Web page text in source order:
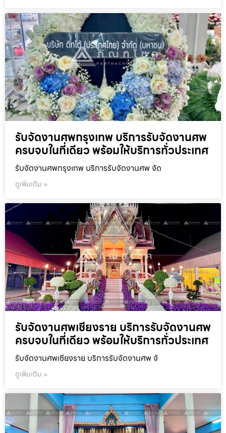
รับจัดงานศพกรุงเทพ บริการรับจัดงานศพ
ครบจบในที่เดียว พร้อมให้บริการทั่วประเทศ
รับจัดงานศพกรุงเทพ บริการรับจัดงานศพ จัด
ดูเพิ่มเติม »
รับจัดงานศพเชียงราย บริการรับจัดงานศพ
ครบจบในที่เดียว พร้อมให้บริการทั่วประเทศ
รับจัดงานศพเชียงราย บริการรับจัดงานศพ จั
ดูเพิ่มเติม »